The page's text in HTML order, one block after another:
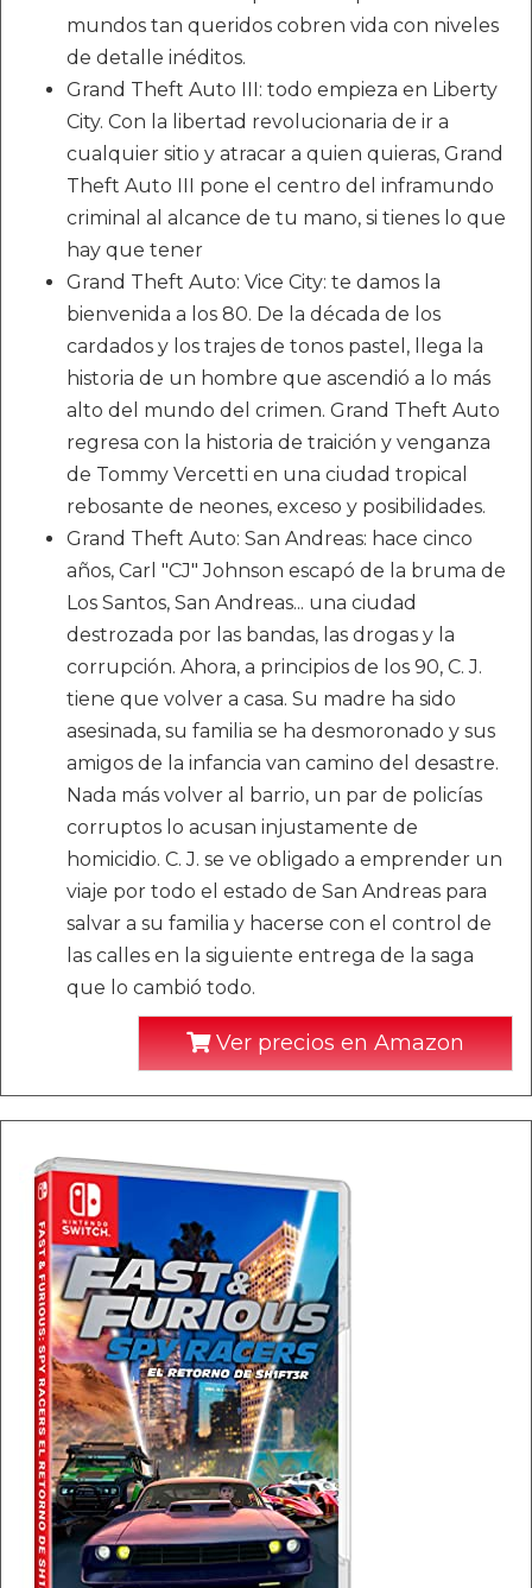
mundos tan queridos cobren vida con niveles
de detalle inéditos.
Grand Theft Auto III: todo empieza en Liberty
City. Con la libertad revolucionaria de ir a
cualquier sitio y atracar a quien quieras, Grand
Theft Auto III pone el centro del inframundo
criminal al alcance de tu mano, si tienes lo que
hay que tener
Grand Theft Auto: Vice City: te damos la
bienvenida a los 80. De la década de los
cardados y los trajes de tonos pastel, llega la
historia de un hombre que ascendió a lo más
alto del mundo del crimen. Grand Theft Auto
regresa con la historia de traición y venganza
de Tommy Vercetti en una ciudad tropical
rebosante de neones, exceso y posibilidades.
Grand Theft Auto: San Andreas: hace cinco
años, Carl "CJ" Johnson escapó de la bruma de
Los Santos, San Andreas... una ciudad
destrozada por las bandas, las drogas y la
corrupción. Ahora, a principios de los 90, C. J.
tiene que volver a casa. Su madre ha sido
asesinada, su familia se ha desmoronado y sus
amigos de la infancia van camino del desastre.
Nada más volver al barrio, un par de policías
corruptos lo acusan injustamente de
homicidio. C. J. se ve obligado a emprender un
viaje por todo el estado de San Andreas para
salvar a su familia y hacerse con el control de
las calles en la siguiente entrega de la saga
que lo cambió todo.
Ver precios en Amazon